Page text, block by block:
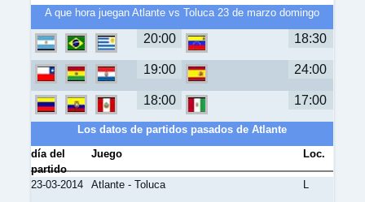
A que hora juegan Atlante vs Toluca 23 de marzo domingo
20:00 18:30
19:00 24:00
18:00 17:00
Los datos de partidos pasados de Atlante
día del
partido
Juego Loc.
23-03-2014 Atlante - Toluca L